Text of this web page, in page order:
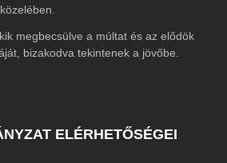
megbecsülve a múltat és az elődök
bizakodva tekintenek a jövőbe.
ELÉRHETŐSÉGEI